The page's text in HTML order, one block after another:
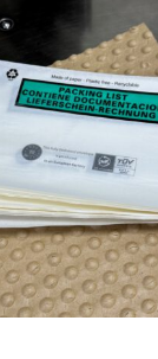
Individuell und
Werben und